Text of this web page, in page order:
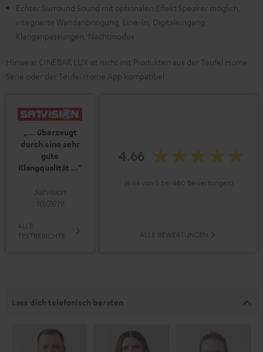
Echter Surround Sound mit optionalen Effekt Speaker möglich,
integrierte Wandanbringung, Line-In, Digitaleingang,
Klanganpassungen, Nachtmodus
Hinweis: CINEBAR LUX ist nicht mit Produkten aus der Teufel Home
Serie oder der Teufel Home App kompatibel
„… überzeugt
durch eine sehr
gute
Klangqualität …“
Satvision
10/2019
ALLE
TESTBERICHTE
4.66
(4.66 von 5 bei 480 Bewertungen)
ALLE BEWERTUNGEN
Lass dich telefonisch beraten